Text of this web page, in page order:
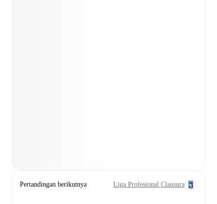
Pertandingan berikutnya Liga Profesional Clausura